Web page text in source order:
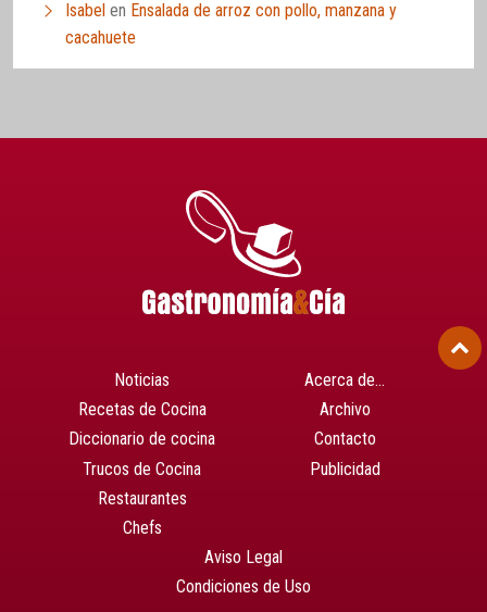
Isabel en Ensalada de arroz con pollo, manzana y
cacahuete
Noticias
Recetas de Cocina
Diccionario de cocina
Trucos de Cocina
Restaurantes
Chefs
Acerca de…
Archivo
Contacto
Publicidad
Aviso Legal
Condiciones de Uso